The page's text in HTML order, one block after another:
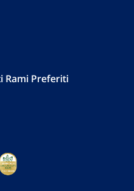
Rami Preferiti